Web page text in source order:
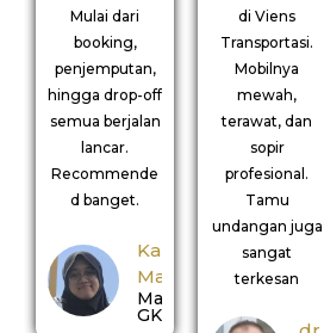
Mulai dari
booking,
penjemputan,
hingga drop-off
semua berjalan
lancar.
Recommende
d banget.
Kak
Manda
Mahasiswi
GKS
di Viens
Transportasi.
Mobilnya
mewah,
terawat, dan
sopir
profesional.
Tamu
undangan juga
sangat
terkesan